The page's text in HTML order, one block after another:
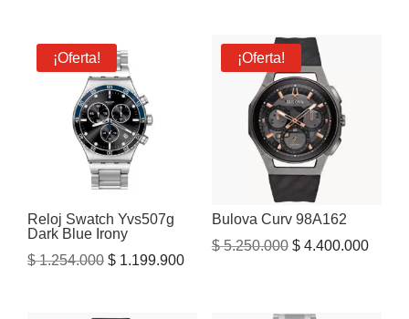
¡Oferta!
Reloj Swatch Yvs507g
Dark Blue Irony
$1.254.000 El
$ 1.199.900El
¡Oferta!
Bulova Curv 98A162
$5.250.000 El
era:
$4.400.000El